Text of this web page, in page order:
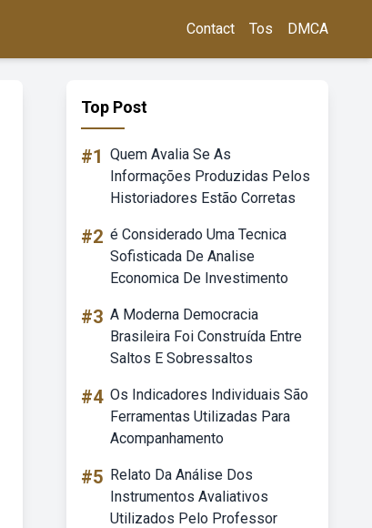
Contact Tos DMCA
Top Post
#1 Quem Avalia Se As
Informações Produzidas Pelos
Historiadores Estão Corretas
#2 é Considerado Uma Tecnica
Sofisticada De Analise
Economica De Investimento
#3 A Moderna Democracia
Brasileira Foi Construída Entre
Saltos E Sobressaltos
#4 Os Indicadores Individuais São
Ferramentas Utilizadas Para
Acompanhamento
#5 Relato Da Análise Dos
Instrumentos Avaliativos
Utilizados Pelo Professor